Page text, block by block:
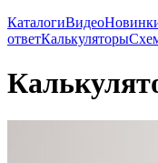
КаталогиВидео
ответКалькуляторы